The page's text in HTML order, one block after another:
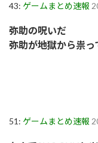
43: ゲームまとめ速報
弥助の呪いだ
弥助が地獄から祟っ
51: ゲームまとめ速報